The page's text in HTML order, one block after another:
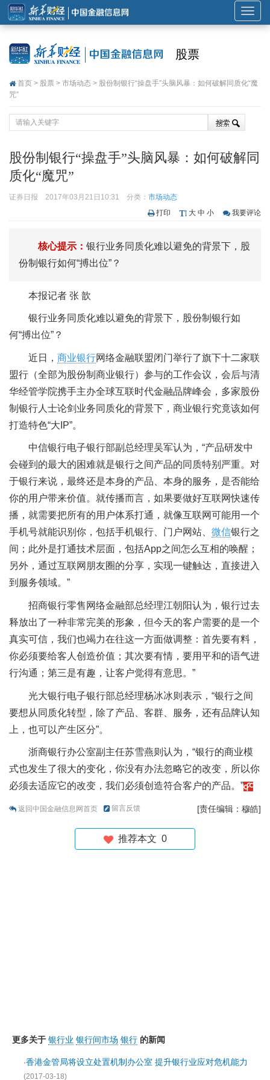
展
开
导
股票
首页 > 股票 > 市场动态 > 股份制银行“操盘手”头脑风暴：如何破解同质化“魔
咒”
股份制银行“操盘手”头脑风暴：如何破解同
质化“魔咒”
证券日报 2017年03月21日10:31 分类： 市场动态
打印
大 中 小 我要评论
核心提示： 银行业务同质化难以避免的背景下，股
份制银行如何“搏出位”？
本报记者 张 歆
银行业务同质化难以避免的背景下，股份制银行如
何“搏出位”？
近日， 商业银行网络金融联盟闭门举行了旗下十二家联
盟行（全部为股份制商业银行）参与的工作会议，会后与清
华经管学院携手主办全球互联时代金融品牌峰会，多家股份
制银行人士论剑业务同质化的背景下，商业银行究竟该如何
打造特色“大IP”。
中信银行电子银行部副总经理吴军认为，“产品研发中
会碰到的最大的困难就是银行之间产品的同质特别严重。对
于银行来说，最终还是本身的产品、本身的服务，是否能给
你的用户带来价值。就传播而言，如果要做好互联网快速传
播，就需要把所有的用户体系打通，就像互联网可能用一个
手机号就能识别你，包括手机银行、门户网站、 微信银行之
间；此外是打通技术层面，包括App之间怎么互相的唤醒；
另外，通过互联网朋友圈的分享，实现一键触达，直接进入
到服务领域。”
招商银行零售网络金融部总经理江朝阳认为，银行过去
释放出了一种非常完美的形象，但今天的客户需要的是一个
真实可信，我们也竭力在往这一方面做调整：首先要有料，
你必须要给客人创造价值；其次要有情，要用平和的语气进
行沟通；第三是有趣，让客户觉得有意思。”
光大银行电子银行部总经理杨冰冰则表示，“银行之间
要想从同质化转型，除了产品、客群、服务，还有品牌认知
上，也可以产生区分”。
浙商银行办公室副主任苏雪燕则认为，“银行的商业模
式也发生了很大的变化，你没有办法忽略它的改变，所以你
必须去适应它的改变，我们必须创造符合客户的产品。”
返回中国金融信息网首页 留言反馈 [责任编辑：穆皓]
推荐本文 0
更多关于 银行业 银行间市场 银行 的新闻
·香港金管局将设立处置机制办公室 提升银行业应对危机能力
(2017-03-18)